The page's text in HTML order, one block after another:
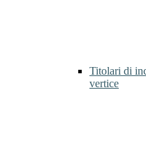
Titolari di
vertice